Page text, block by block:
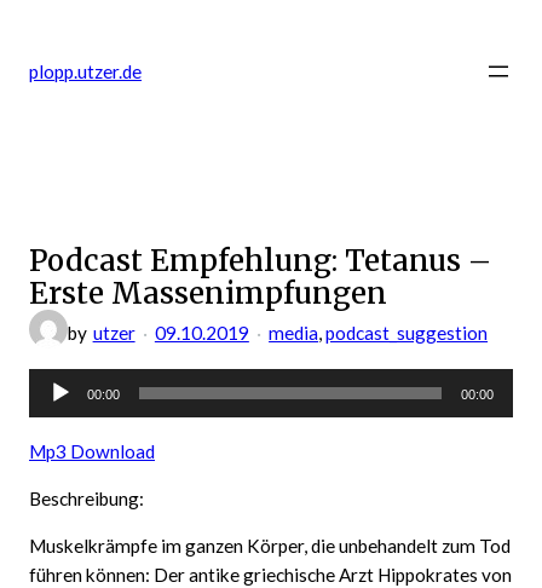
springen
plopp.utzer.de
Podcast Empfehlung: Tetanus –
Erste Massenimpfungen
by utzer 09.10.2019 media, podcast_suggestion
Audio-
00:00 00:00
Mp3 Download
Beschreibung:
Muskelkrämpfe im ganzen Körper, die unbehandelt zum Tod
führen können: Der antike griechische Arzt Hippokrates von